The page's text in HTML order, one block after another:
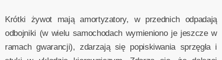
Krótki żywot mają amortyzatory, w przednich odpadają
odbojniki (w wielu samochodach wymieniono je jeszcze w
ramach gwarancji), zdarzają się popiskiwania sprzęgła i